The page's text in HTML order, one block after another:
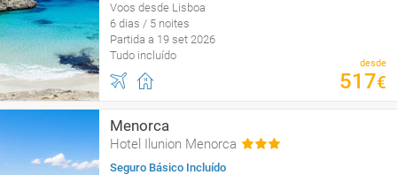
Voos desde Lisboa
6 dias / 5 noites
Partida a 19 set 2026
Tudo incluído
desde
517€
Menorca
Hotel Ilunion Menorca
Seguro Básico Incluído